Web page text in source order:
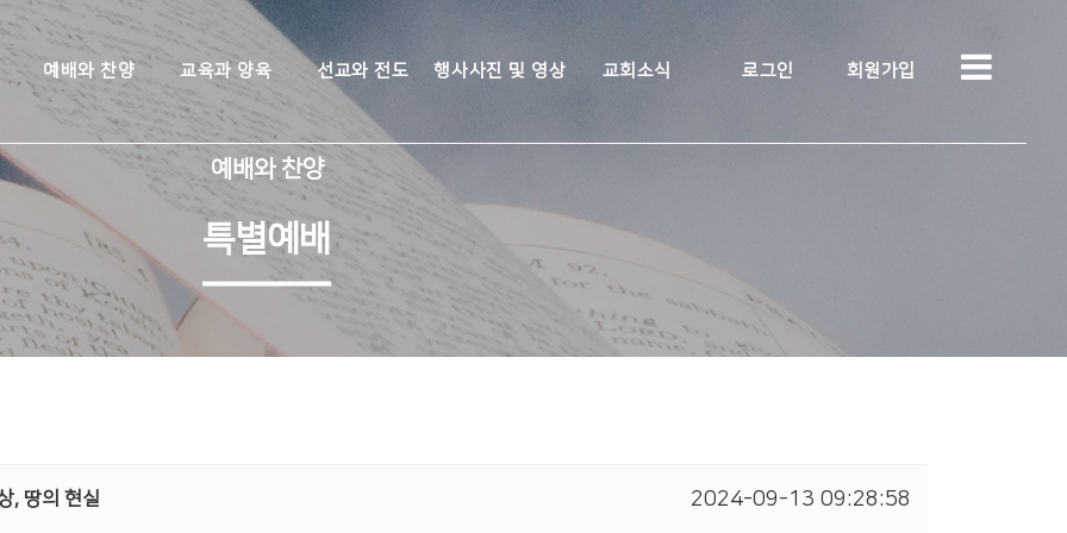
예배와 찬양 교육과 양육 선교와 전도 행사사진 및 영상 교회소식 로그인 회원가입
예배와 찬양
특별예배
, 땅의 현실 2024-09-13 09:28:58